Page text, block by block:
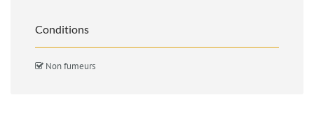
Conditions
Non fumeurs